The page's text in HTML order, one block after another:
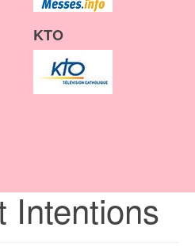
KTO
Intentions